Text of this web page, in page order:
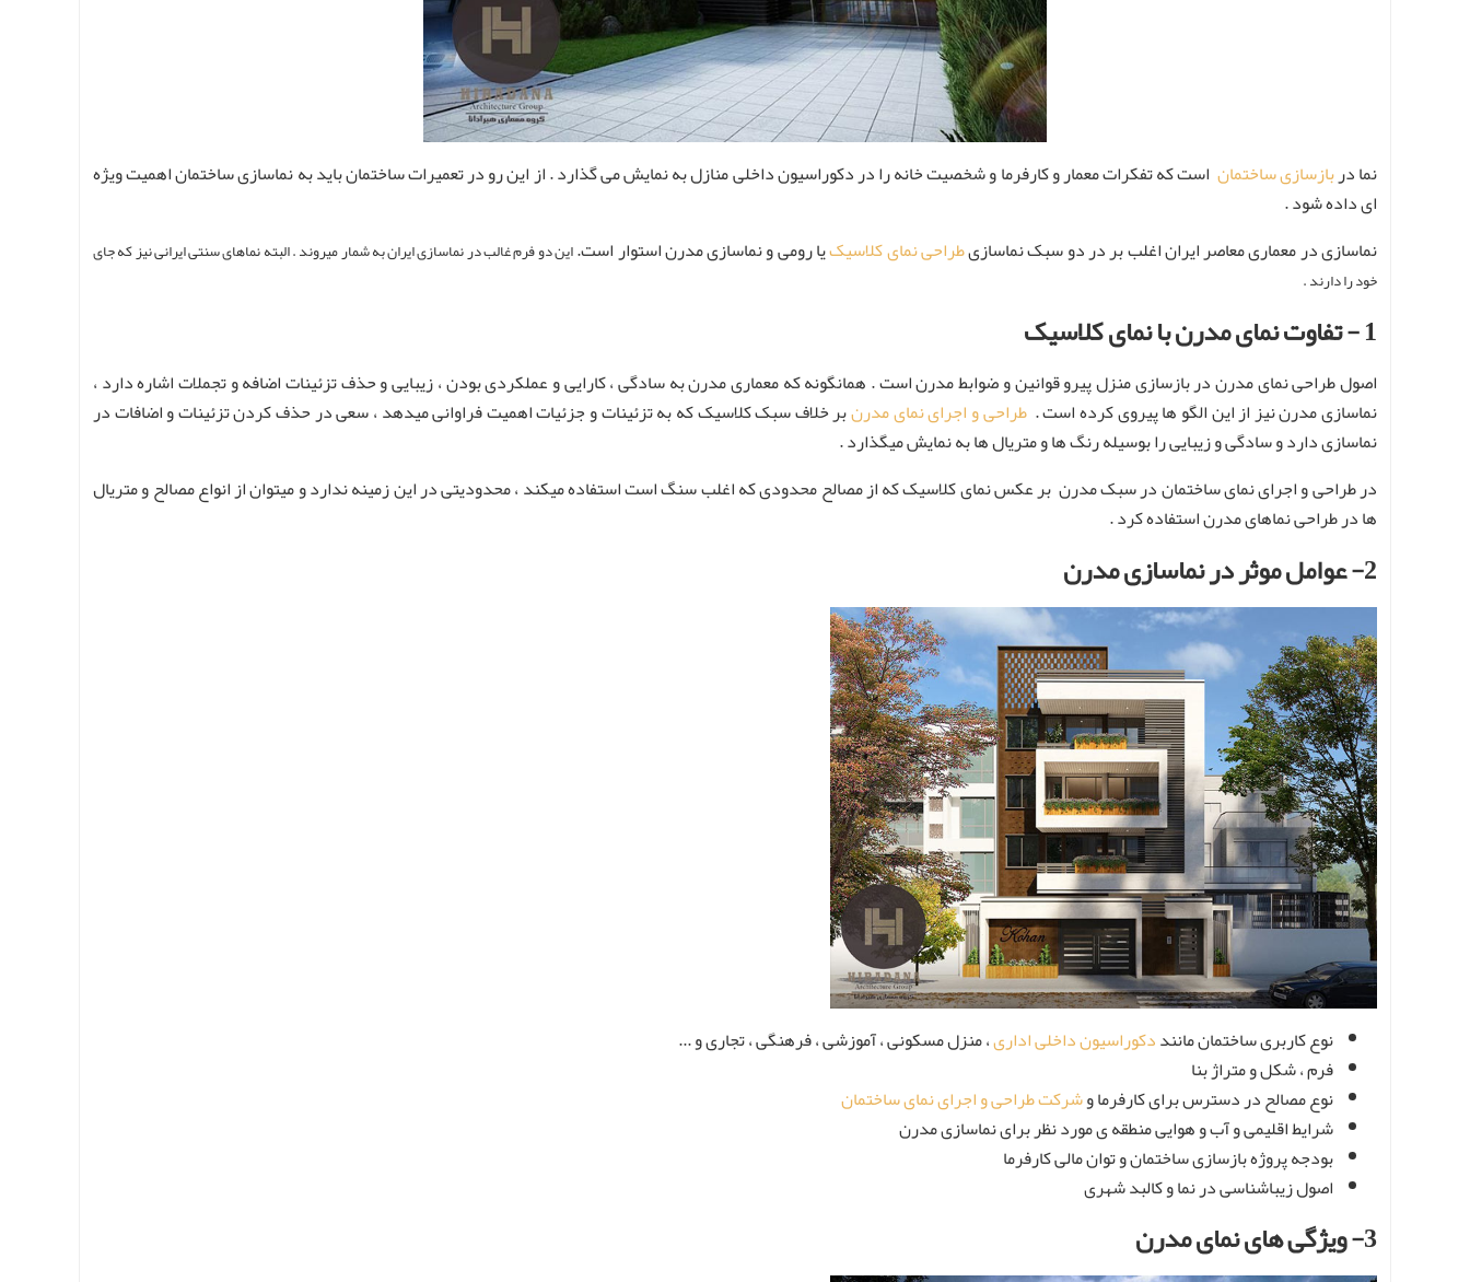
نما دربازسازی ساختمان است که تفکرات معمار و کارفرما و شخصیت خانه را در دکوراسیون داخلی منازل به نمایش می گذارد . از این رو در تعمیرات ساختمان باید به نماسازی ساختمان اهمیت ویژه
ای داده شود .
نماسازی در معماری معاصر ایران اغلب بر در دو سبک نماسازیطراحی نمای کلاسیکیا رومی و نماسازی مدرن استوار است.این دو فرم غالب در نماسازی ایران به شمار میروند . البته نماهای سنتی ایرانی نیز که جای
خود را دارند .
1 - تفاوت نمای مدرن با نمای کلاسیک
اصول طراحی نمای مدرن در بازسازی منزل پیرو قوانین و ضوابط مدرن است . همانگونه که معماری مدرن به سادگی ، کارایی و عملکردی بودن ، زیبایی و حذف تزئینات اضافه و تجملات اشاره دارد ،
نماسازی مدرن نیز از این الگو ها پیروی کرده است .طراحی و اجرای نمای مدرنبر خلاف سبک کلاسیک که به تزئینات و جزئیات اهمیت فراوانی میدهد ، سعی در حذف کردن تزئینات و اضافات در
نماسازی دارد و سادگی و زیبایی را بوسیله رنگ ها و متریال ها به نمایش میگذارد .
در طراحی و اجرای نمای ساختمان در سبک مدرن بر عکس نمای کلاسیک که از مصالح محدودی که اغلب سنگ است استفاده میکند ، محدودیتی در این زمینه ندارد و میتوان از انواع مصالح و متریال
ها در طراحی نماهای مدرن استفاده کرد .
2- عوامل موثر در نماسازی مدرن
نوع کاربری ساختمان ماننددکوراسیون داخلی اداری، منزل مسکونی ، آموزشی ، فرهنگی ، تجاری و ...
فرم ، شکل و متراژ بنا
نوع مصالح در دسترس برای کارفرما وشرکت طراحی و اجرای نمای ساختمان
شرایط اقلیمی و آب و هوایی منطقه ی مورد نظر برای نماسازی مدرن
بودجه پروژه بازسازی ساختمان و توان مالی کارفرما
اصول زیباشناسی در نما و کالبد شهری
3- ویژگی های نمای مدرن